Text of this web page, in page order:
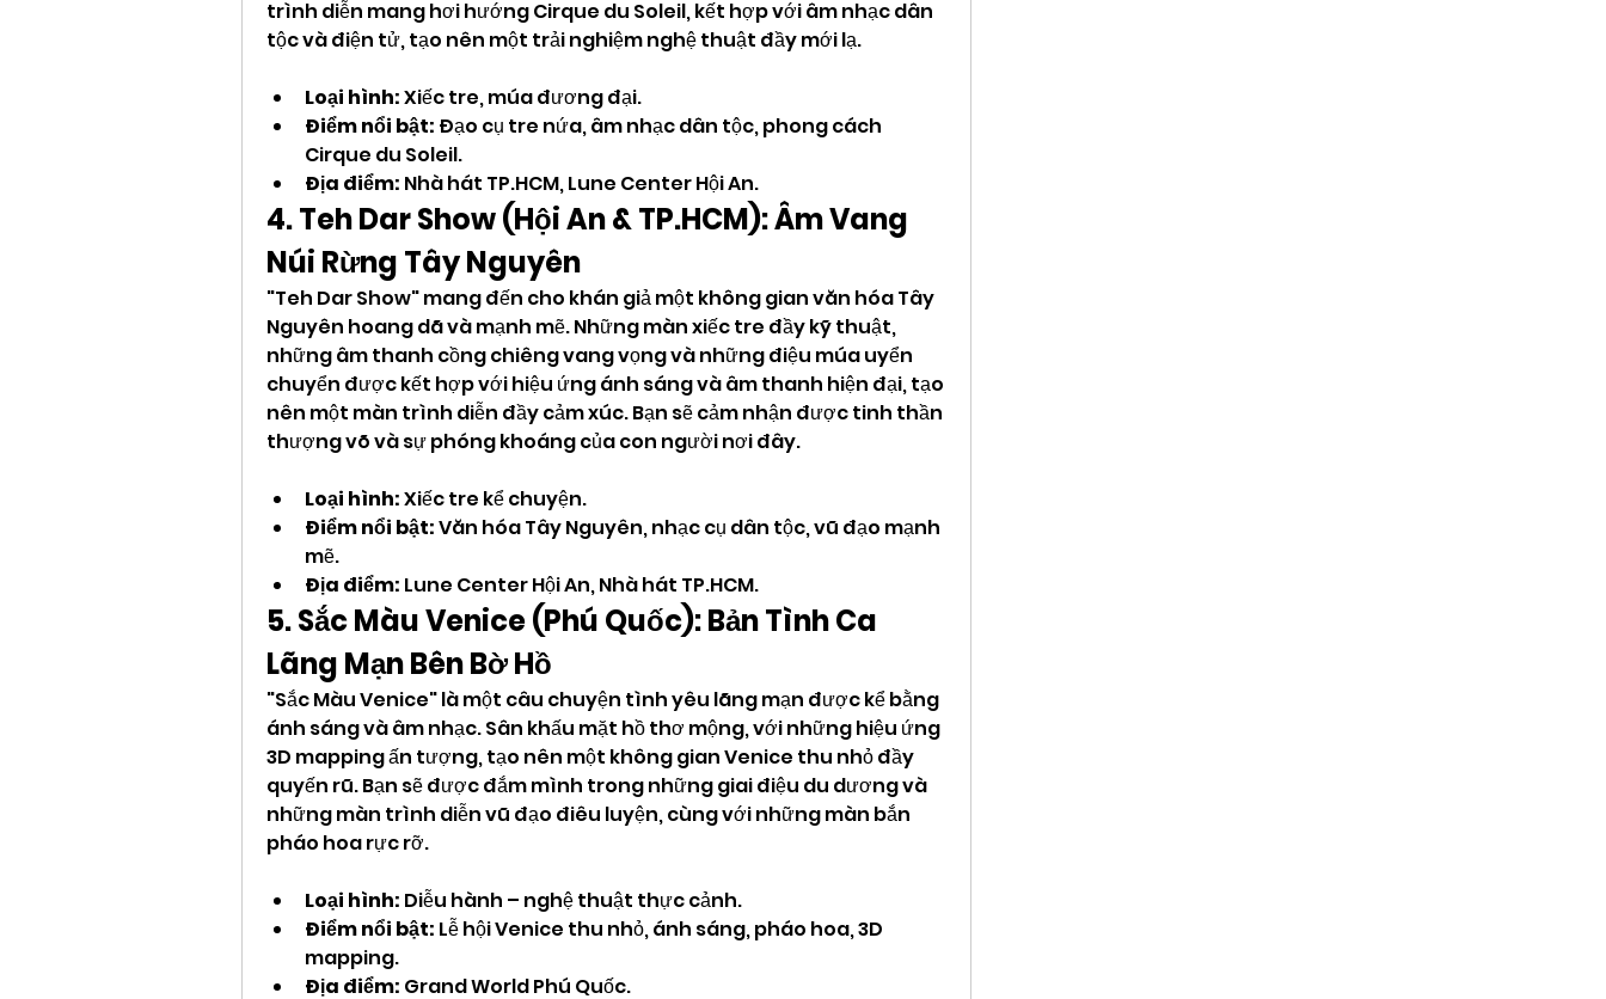
trình diễn mang hơi hướng Cirque du Soleil, kết hợp với âm nhạc dân
tộc và điện tử, tạo nên một trải nghiệm nghệ thuật đầy mới lạ.
Loại hình: Xiếc tre, múa đương đại.
Điểm nổi bật: Đạo cụ tre nứa, âm nhạc dân tộc, phong cách
Cirque du Soleil.
Địa điểm: Nhà hát TP.HCM, Lune Center Hội An.
4. Teh Dar Show (Hội An & TP.HCM): Âm Vang
Núi Rừng Tây Nguyên
"Teh Dar Show" mang đến cho khán giả một không gian văn hóa Tây
Nguyên hoang dã và mạnh mẽ. Những màn xiếc tre đầy kỹ thuật,
những âm thanh cồng chiêng vang vọng và những điệu múa uyển
chuyển được kết hợp với hiệu ứng ánh sáng và âm thanh hiện đại, tạo
nên một màn trình diễn đầy cảm xúc. Bạn sẽ cảm nhận được tinh thần
thượng võ và sự phóng khoáng của con người nơi đây.
Loại hình: Xiếc tre kể chuyện.
Điểm nổi bật: Văn hóa Tây Nguyên, nhạc cụ dân tộc, vũ đạo mạnh
mẽ.
Địa điểm: Lune Center Hội An, Nhà hát TP.HCM.
5. Sắc Màu Venice (Phú Quốc): Bản Tình Ca
Lãng Mạn Bên Bờ Hồ
"Sắc Màu Venice" là một câu chuyện tình yêu lãng mạn được kể bằng
ánh sáng và âm nhạc. Sân khấu mặt hồ thơ mộng, với những hiệu ứng
3D mapping ấn tượng, tạo nên một không gian Venice thu nhỏ đầy
quyến rũ. Bạn sẽ được đắm mình trong những giai điệu du dương và
những màn trình diễn vũ đạo điêu luyện, cùng với những màn bắn
pháo hoa rực rỡ.
Loại hình: Diễu hành – nghệ thuật thực cảnh.
Điểm nổi bật: Lễ hội Venice thu nhỏ, ánh sáng, pháo hoa, 3D
mapping.
Địa điểm: Grand World Phú Quốc.